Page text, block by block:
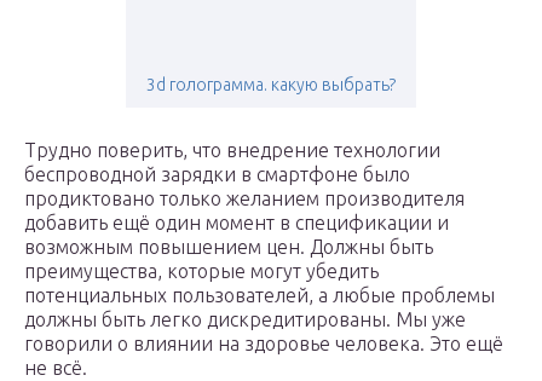
3d голограмма. какую выбрать?
Трудно поверить, что внедрение технологии
беспроводной зарядки в смартфоне было
продиктовано только желанием производителя
добавить ещё один момент в спецификации и
возможным повышением цен. Должны быть
преимущества, которые могут убедить
потенциальных пользователей, а любые проблемы
должны быть легко дискредитированы. Мы уже
говорили о влиянии на здоровье человека. Это ещё
не всё.